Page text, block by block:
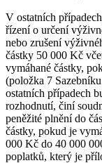
V ostatních
řízení o určení
nebo zrušení
částky 50 000 Kč
vymáhané částky,
(položka 7
ostatních případech
rozhodnutí, činí
peněžité plnění do
částky, pokud je
000 Kč do 40 000
poplatků, který je